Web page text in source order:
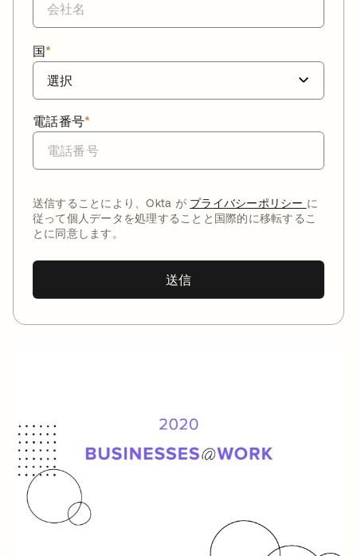
*
国
*
電話番号
送信することにより、Okta が プライバシーポリシー に
従って個人データを処理することと国際的に移転するこ
とに同意します。
送信